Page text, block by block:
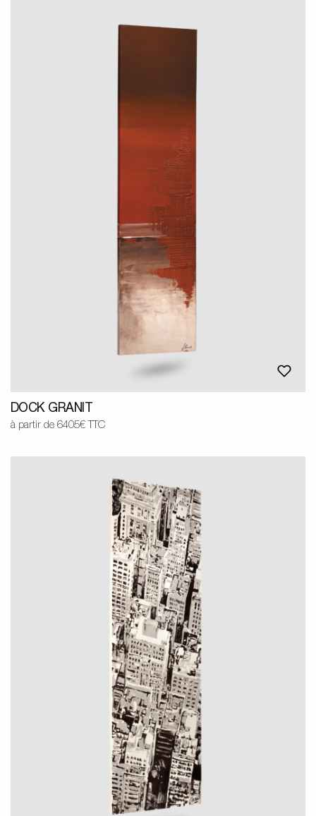
DOCK GRANIT
à partir de 6405€ TTC